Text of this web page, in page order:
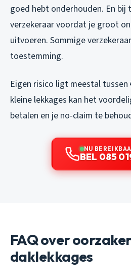
goed hebt onderhouden. En bij
verzekeraar voordat je groot
uitvoeren. Sommige
toestemming.
Eigen risico ligt meestal tussen
kleine lekkages kan het
betalen en je no-claim te
NU
BEL 085
FAQ over
daklekkages